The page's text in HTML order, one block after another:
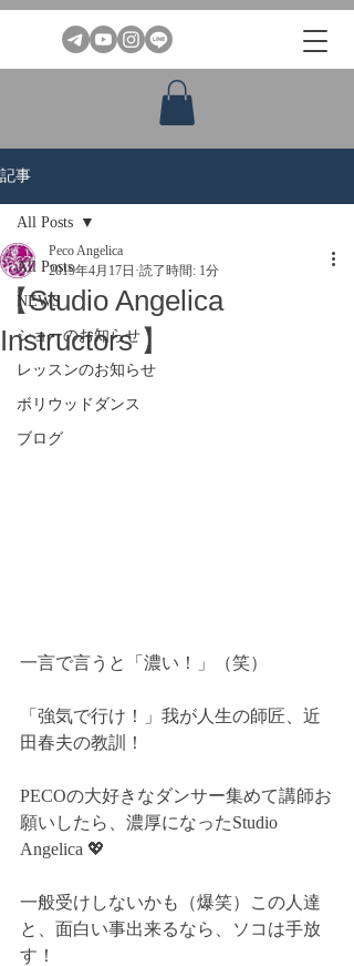
記事
All Posts
NEWS
ショーのお知らせ
レッスンのお知らせ
ボリウッドダンス
ブログ
All Posts
【Studio Angelica
Instructors 】
Peco Angelica
2019年4月17日 読了時間: 1分
一言で言うと「濃い！」（笑）
「強気で行け！」我が人生の師匠、近
田春夫の教訓！
PECOの大好きなダンサー集めて講師お
願いしたら、濃厚になったStudio
Angelica 💖
一般受けしないかも（爆笑）この人達
と、面白い事出来るなら、ソコは手放
す！